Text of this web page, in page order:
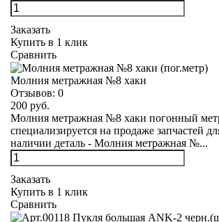
Заказать
Купить в 1 клик
Сравнить
Молния метражная №8 хаки
Отзывов: 0
200 руб.
Молния метражная №8 хаки погонный
специализируется на продаже запчастей
наличии деталь - Молния метражная №...
Заказать
Купить в 1 клик
Сравнить